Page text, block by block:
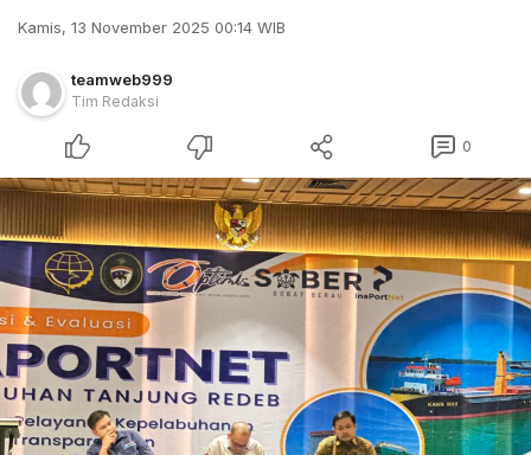
Kamis, 13 November 2025 00:14 WIB
teamweb999
Tim Redaksi
0